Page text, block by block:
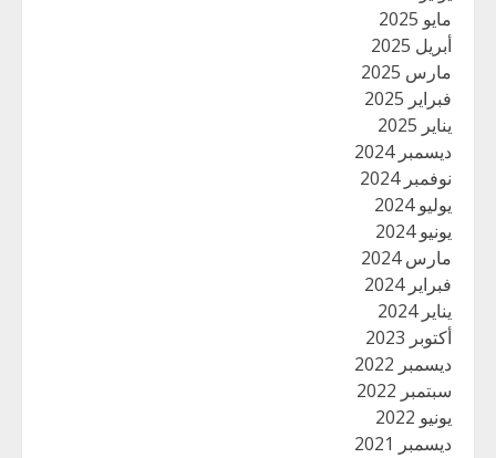
مايو 2025
أبريل 2025
مارس 2025
فبراير 2025
يناير 2025
ديسمبر 2024
نوفمبر 2024
يوليو 2024
يونيو 2024
مارس 2024
فبراير 2024
يناير 2024
أكتوبر 2023
ديسمبر 2022
سبتمبر 2022
يونيو 2022
ديسمبر 2021